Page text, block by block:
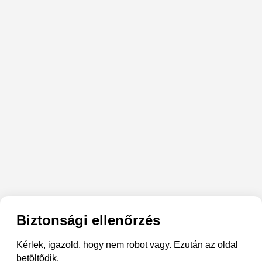
Biztonsági ellenőrzés
Kérlek, igazold, hogy nem robot vagy. Ezután az oldal
betöltődik.